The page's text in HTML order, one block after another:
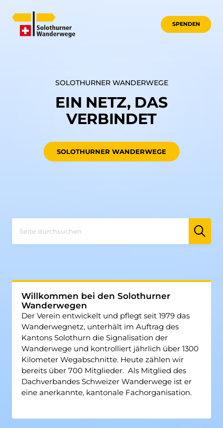
SPENDEN
SOLOTHURNER WANDERWEGE
EIN NETZ, DAS
VERBINDET
SOLOTHURNER WANDERWEGE
Willkommen bei den Solothurner
Wanderwegen
Der Verein entwickelt und pflegt seit 1979 das
Wanderwegnetz, unterhält im Auftrag des
Kantons Solothurn die Signalisation der
Wanderwege und kontrolliert jährlich über 1300
Kilometer Wegabschnitte. Heute zählen wir
bereits über 700 Mitglieder. Als Mitglied des
Dachverbandes Schweizer Wanderwege ist er
eine anerkannte, kantonale Fachorganisation.